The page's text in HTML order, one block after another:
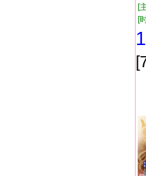
[
[